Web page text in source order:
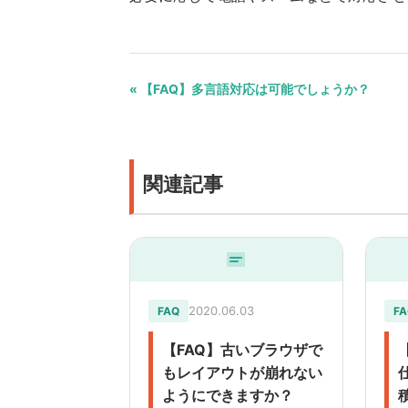
« 【FAQ】多言語対応は可能でしょうか？
関連記事
FAQ 2020.06.03
【FAQ】古いブラウザで
もレイアウトが崩れない
ようにできますか？